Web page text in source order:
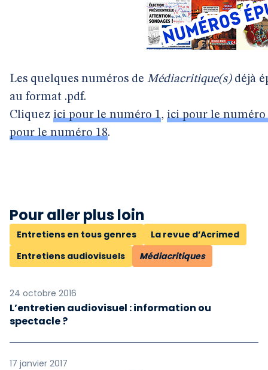
Les quelques numéros de Médiacritique(s)déjà
au format .pdf.
Cliquez ici pour le numéro 1, ici pour le numéro
pour le numéro 18.
Pour aller plus loin
Entretiens en tous genres
La revue d’Acrimed
Entretiens audiovisuels
Médiacritiques
24 octobre 2016
L’entretien audiovisuel : information ou
spectacle ?
17 janvier 2017